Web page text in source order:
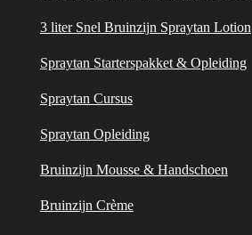
3 liter Snel Bruinzijn Spraytan Lotion
Spraytan Starterspakket & Opleiding
Spraytan Cursus
Spraytan Opleiding
Bruinzijn Mousse & Handschoen
Bruinzijn Crème